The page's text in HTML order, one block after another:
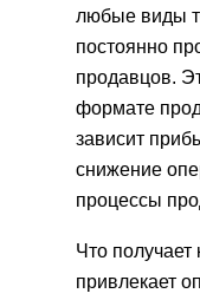
любые виды
постоянно
продавцов.
формате
зависит
снижение
процессы
Что получает
привлекает